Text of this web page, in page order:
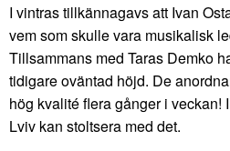
I vintras tillkännagavs att Ivan
vem som skulle vara musikalisk
Tillsammans med Taras Demko
tidigare oväntad höjd. De
hög kvalité flera gånger i veckan!
Lviv kan stoltsera med det.